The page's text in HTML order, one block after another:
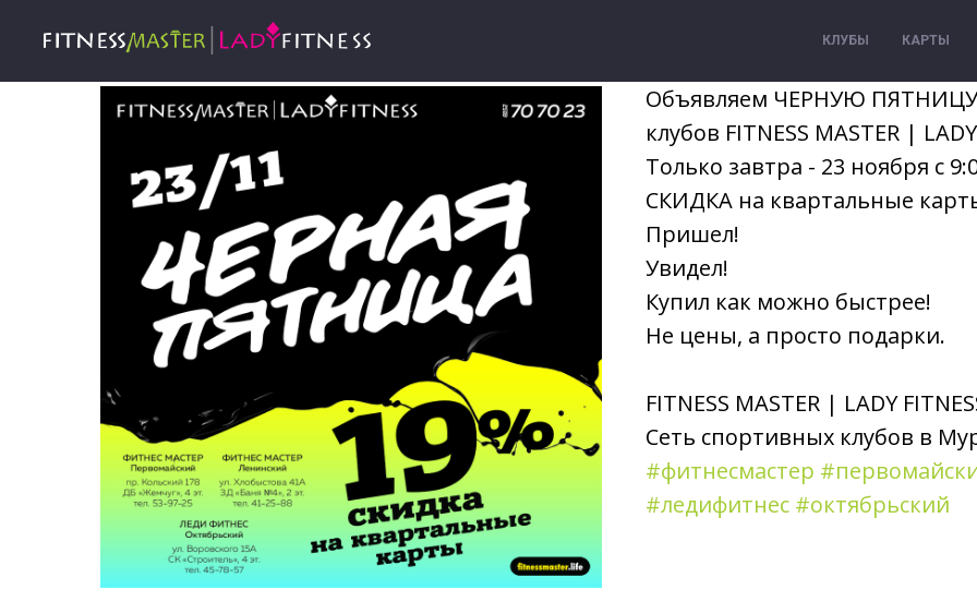
КЛУБЫ КАРТЫ
Объявляем ЧЕРНУЮ ПЯТНИЦУ
клубов FITNESS MASTER |
Только завтра - 23 ноября с
СКИДКА на квартальные
Пришел!
Увидел!
Купил как можно быстрее!
Не цены, а просто подарки.
FITNESS MASTER | LADY
Сеть спортивных клубов в
#фитнесмастер
#ледифитнес #октябрьский